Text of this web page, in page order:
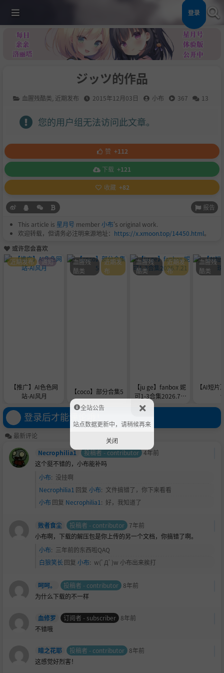
登录
ジッツ的作品
血腥残酷类 近期发布 2015年12月03日 小布 367 13
您的用户组无法访问此文章。
赞 +112
下载 +121
收藏 +82
报告
This article is 星月号 member小布's original work.
欢迎转载，但请务必注明来源地址： https://x.xmoon.top/14450.html。
或许您会喜欢
【推广】AI色色网
站-AI风月
近期发布 通知
【coco】部分合集5
血腥残
酷类
近期发
布
【ju ge】fanbox 妮
可1-3合集2026.7.2
血腥残
酷类
近期发
布
【AI短片
血腥残
酷类
登录后才能评论哦！
最新评论
Necrophilia1
投稿者 - contributor 4年前
这个挺不错的，小布能补吗
小布: 没挂啊
Necrophilia1 回复 小布: 文件搞错了，你下来看看
小布 回复 Necrophilia1 : 好，我知道了
败者食尘 投稿者 - contributor 7年前
小布啊，下载的解压包是你上传的另一个文档，你搞错了啊。
小布: 三年前的东西啦QAQ
白狼笑长回复 小布: w(ﾟДﾟ)w 小布出来挨打
呵呵。 投稿者 - contributor 8年前
为什么下载的不一样
血修罗 订阅者 - subscriber 8年前
不错哦
暗之花耶 投稿者 - contributor 8年前
这感觉好烈害！
全站公告
站点数据更新中，请稍候再来
关闭